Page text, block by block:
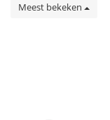
Meest bekeken